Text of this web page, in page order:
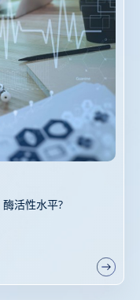
活性水平?